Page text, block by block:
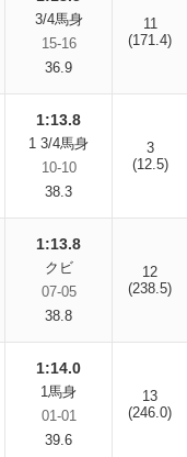
3/4馬身
15-16
36.9
11
(171.4)
1:13.8
1 3/4馬身
10-10
38.3
3
(12.5)
1:13.8
クビ
07-05
38.8
12
(238.5)
1:14.0
1馬身
01-01
39.6
13
(246.0)